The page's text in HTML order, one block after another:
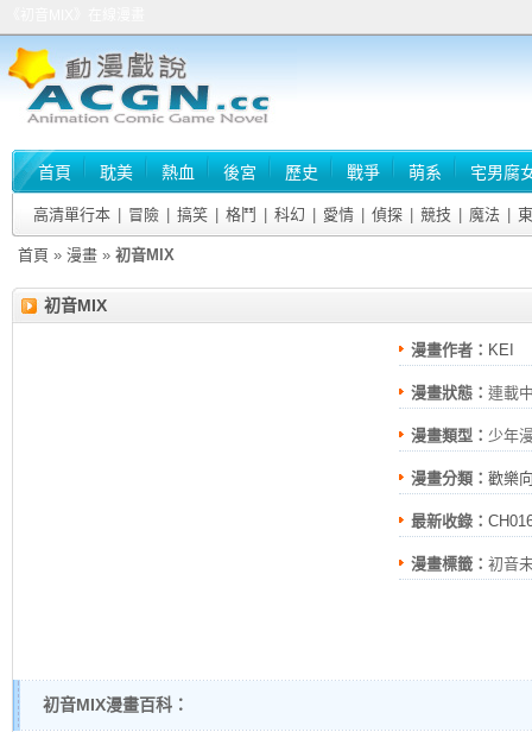
首頁 耽美 熱血 後宮 歷史 戰爭 萌系 宅男腐
高清單行本 冒險 搞笑 格鬥 科幻 愛情 偵探 競技 魔法
首頁 » 漫畫 » 初音MIX
初音MIX
漫畫作者： KEI
漫畫狀態： 連載
漫畫類型： 少年
漫畫分類： 歡樂
最新收錄：
漫畫標籤： 初音
初音MIX漫畫百科：